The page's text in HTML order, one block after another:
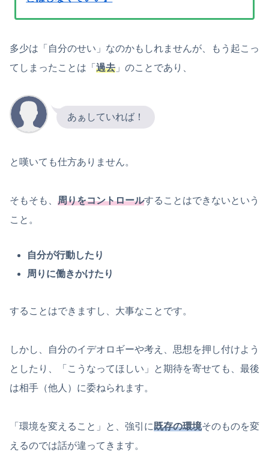
多少は「自分のせい」なのかもしれませんが、もう起こっ
てしまったことは「 過去 」のことであり、
あぁしていれば！
と嘆いても仕方ありません。
そもそも、 周りをコントロールすることはできないという
こと。
自分が行動したり
周りに働きかけたり
することはできますし、大事なことです。
しかし、自分のイデオロギーや考え、思想を押し付けよう
としたり、「こうなってほしい」と期待を寄せても、最後
は相手（他人）に委ねられます。
「環境を変えること」と、強引に既存の環境そのものを変
えるのでは話が違ってきます。